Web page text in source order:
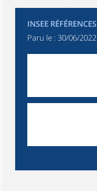
INSEE RÉFÉRENCES
Paru le : 30/06/2022